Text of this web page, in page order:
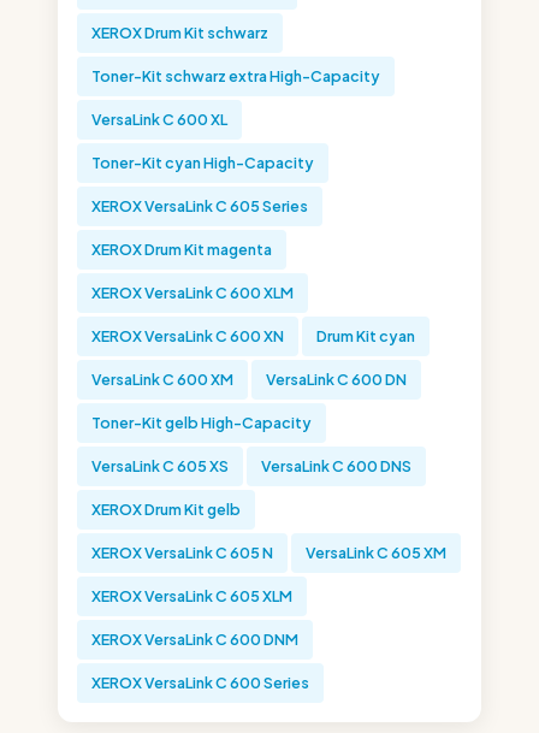
XEROX Drum Kit schwarz
Toner-Kit schwarz extra High-Capacity
VersaLink C 600 XL
Toner-Kit cyan High-Capacity
XEROX VersaLink C 605 Series
XEROX Drum Kit magenta
XEROX VersaLink C 600 XLM
XEROX VersaLink C 600 XN Drum Kit cyan
VersaLink C 600 XM VersaLink C 600 DN
Toner-Kit gelb High-Capacity
VersaLink C 605 XS VersaLink C 600 DNS
XEROX Drum Kit gelb
XEROX VersaLink C 605 N VersaLink C 605 XM
XEROX VersaLink C 605 XLM
XEROX VersaLink C 600 DNM
XEROX VersaLink C 600 Series